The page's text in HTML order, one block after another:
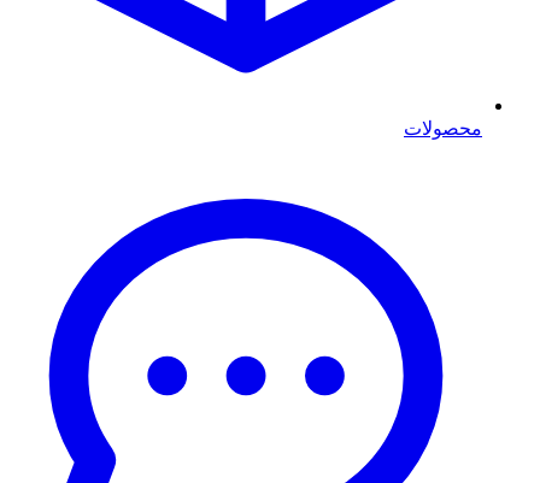
محصولات